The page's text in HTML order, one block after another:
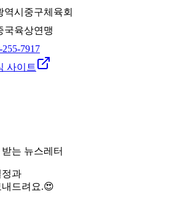
역시중구체육회
국육상연맹
255-7917
사이트
는 뉴스레터
정과
드려요.😍